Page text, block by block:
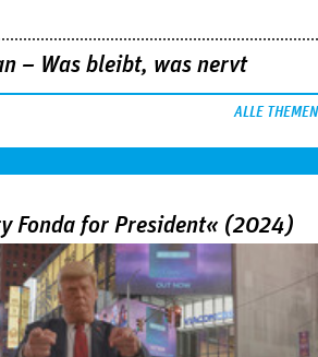
– Was bleibt, was nervt
ALLE THEMEN
Fonda for President« (2024)